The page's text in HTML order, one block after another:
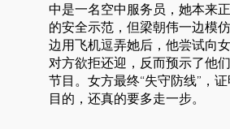
中是一名空中服务员，她本来
的安全示范，但梁朝伟一边模
边用飞机逗弄她后，他尝试向
对方欲拒还迎，反而预示了他
节目。女方最终“失守防线”，
目的，还真的要多走一步。